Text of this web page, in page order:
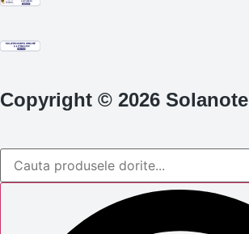
Copyright © 2026 Solanote